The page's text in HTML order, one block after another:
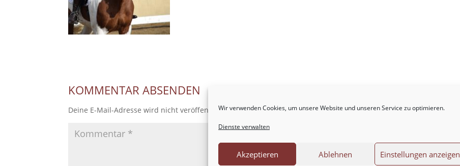
Wir verwenden Cookies, um unsere Website und unseren Service zu optimieren.
Dienste verwalten
Akzeptieren Ablehnen Einstellungen anzeigen
KOMMENTAR ABSENDEN
Deine E-Mail-Adresse wird nicht veröffentlicht. Erforderliche Felder sind mit*markiert